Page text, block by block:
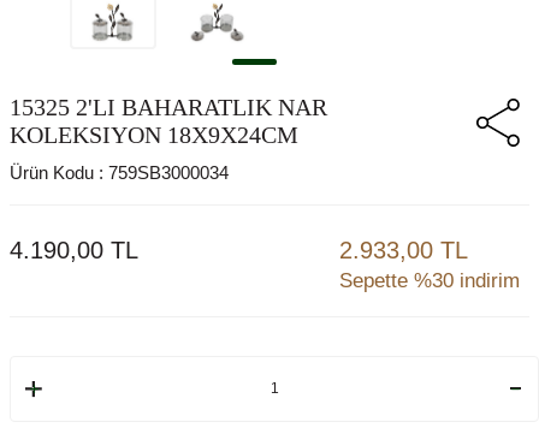
15325 2'LI BAHARATLIK NAR
KOLEKSIYON 18X9X24CM
Ürün Kodu : 759SB3000034
4.190,00 TL 2.933,00 TL
Sepette %30 indirim